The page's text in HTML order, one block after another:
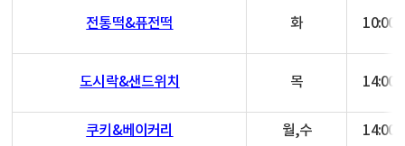
전통떡&퓨전떡 화
도시락&샌드위치 목
쿠키&베이커리 월,수